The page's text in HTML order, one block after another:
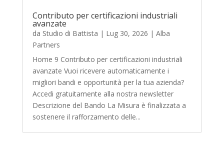
Contributo per certificazioni industriali
avanzate
da Studio di Battista | Lug 30, 2026 | Alba
Partners
Home 9 Contributo per certificazioni industriali
avanzate Vuoi ricevere automaticamente i
migliori bandi e opportunità per la tua azienda?
Accedi gratuitamente alla nostra newsletter
Descrizione del Bando La Misura è finalizzata a
sostenere il rafforzamento delle...